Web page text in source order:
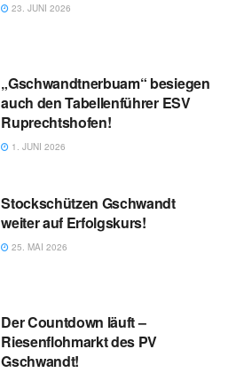
23. JUNI 2026
„Gschwandtnerbuam“ besiegen
auch den Tabellenführer ESV
Ruprechtshofen!
1. JUNI 2026
Stockschützen Gschwandt
weiter auf Erfolgskurs!
25. MAI 2026
Der Countdown läuft –
Riesenflohmarkt des PV
Gschwandt!